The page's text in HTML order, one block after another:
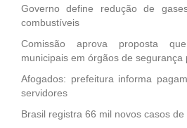
Governo define redução de
combustíveis
Comissão aprova proposta
municipais em órgãos de segurança
Afogados: prefeitura informa
servidores
Brasil registra 66 mil novos casos